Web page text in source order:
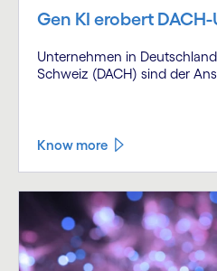
Gen KI erobert
Unternehmen in
Schweiz (DACH) sind der
Know more